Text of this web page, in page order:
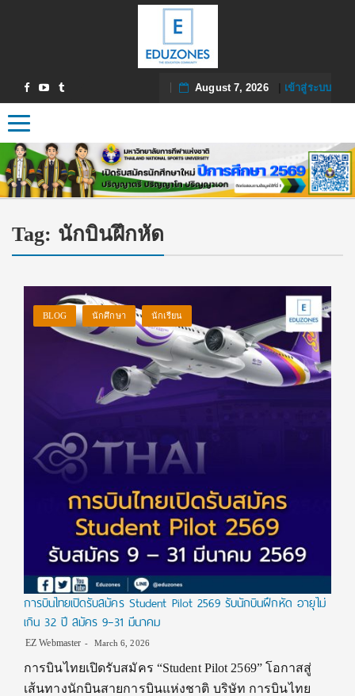
August 7, 2026| เข้าสู่ระบบ
Toggle navigation
Tag: นักบินฝึกหัด
BLOG นักศึกษา นักเรียน
การบินไทยเปิดรับสมัคร Student Pilot 2569 รับนักบินฝึกหัด อายุไม่
เกิน 32 ปี สมัคร 9–31 มีนาคม
EZ Webmaster March 6, 2026
การบินไทยเปิดรับสมัคร “Student Pilot 2569” โอกาสสู่
เส้นทางนักบินสายการบินแห่งชาติ บริษัท การบินไทย